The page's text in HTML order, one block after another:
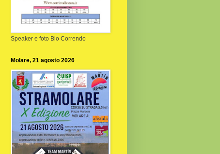
Speaker e foto Bio Correndo
Molare, 21 agosto 2026